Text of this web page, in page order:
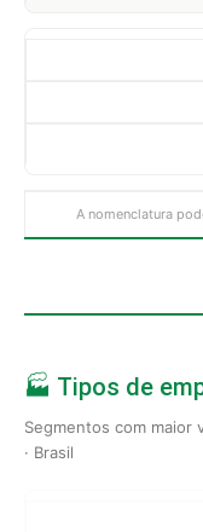
A nomenclatura
🏭 Tipos de
Segmentos com maior
· Brasil